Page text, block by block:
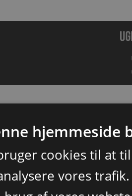
hjemmeside
cookies til at
vores